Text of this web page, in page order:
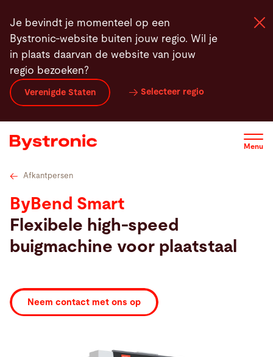
en
naar
de
inhoud
gaan
Je bevindt je momenteel op een
Bystronic-website buiten jouw regio. Wil je
in plaats daarvan de website van jouw
regio bezoeken?
Verenigde Staten Selecteer regio
Menu
Machines en Software
Service
Newsroom
Onderneming
Zoeken
Features
Afkantpersen
ByBend Smart
Flexibele high-speed
buigmachine voor plaatstaal
Neem contact met ons op